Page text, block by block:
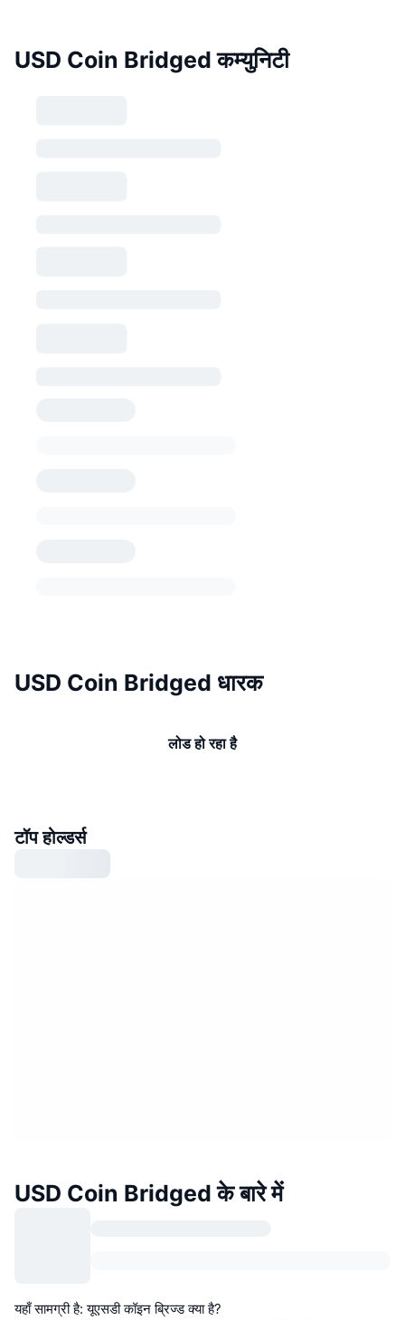
USD Coin Bridged कम्युनिटी
USD Coin Bridged धारक
लोड हो रहा है
टॉप होल्डर्स
USD Coin Bridged के बारे में
यहाँ सामग्री है: यूएसडी कॉइन ब्रिज्ड क्या है?